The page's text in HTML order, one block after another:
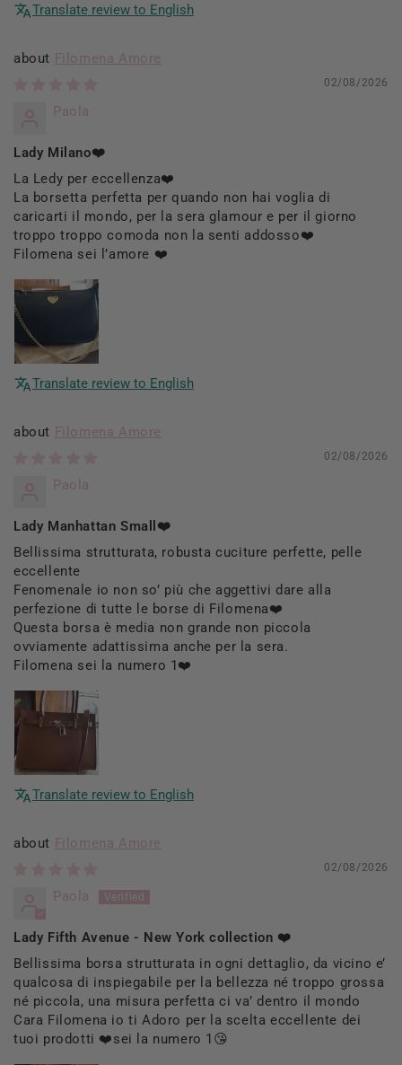
Translate review to English
Filomena Amore
02/08/2026
Paola
Lady Milano❤️
La Ledy per eccellenza❤️
La borsetta perfetta per quando non hai voglia di
caricarti il mondo, per la sera glamour e per il giorno
troppo troppo comoda non la senti addosso❤️
Filomena sei l’amore ❤️
Translate review to English
Filomena Amore
02/08/2026
Paola
Lady Manhattan Small❤️
Bellissima strutturata, robusta cuciture perfette, pelle
eccellente
Fenomenale io non so’ più che aggettivi dare alla
perfezione di tutte le borse di Filomena❤️
Questa borsa è media non grande non piccola
ovviamente adattissima anche per la sera.
Filomena sei la numero 1❤️
Translate review to English
Filomena Amore
02/08/2026
Paola
Lady Fifth Avenue - New York collection ❤️
Bellissima borsa strutturata in ogni dettaglio, da vicino e’
qualcosa di inspiegabile per la bellezza né troppo grossa
né piccola, una misura perfetta ci va’ dentro il mondo
Cara Filomena io ti Adoro per la scelta eccellente dei
tuoi prodotti ❤️sei la numero 1😘